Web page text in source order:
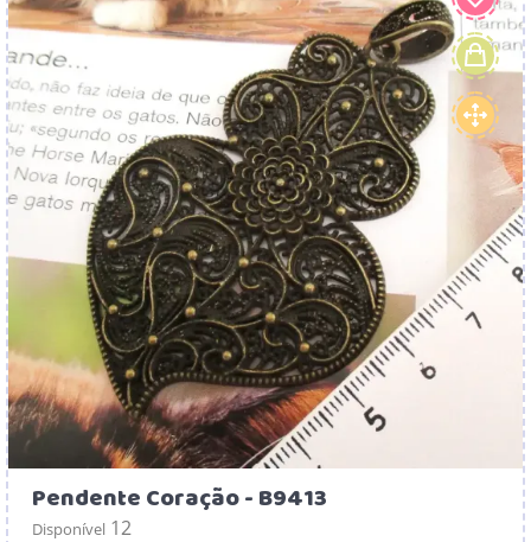
Pendente Coração - B9413
Disponível 12